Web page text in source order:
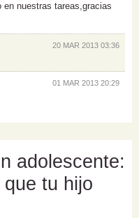
nuestras tareas,gracias
20 MAR 2013 03:36
01 MAR 2013 20:29
adolescente:
tu hijo